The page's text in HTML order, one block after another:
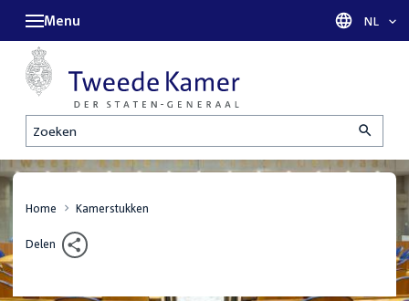
Zoeken
Menu Taal
NL
Home Kamerstukken
Delen